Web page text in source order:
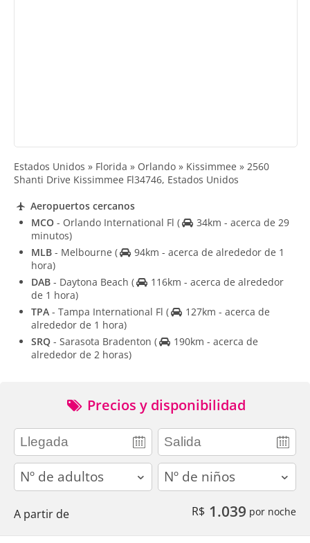
Estados Unidos » Florida » Orlando » Kissimmee » 2560
Shanti Drive Kissimmee Fl34746, Estados Unidos
Aeropuertos cercanos
MCO - Orlando International Fl (
34km - acerca de 29
minutos)
MLB - Melbourne (
94km - acerca de alrededor de 1
hora)
DAB - Daytona Beach (
116km - acerca de alrededor
de 1 hora)
TPA - Tampa International Fl (
127km - acerca de
alrededor de 1 hora)
SRQ - Sarasota Bradenton (
190km - acerca de
alrededor de 2 horas)
Precios y disponibilidad
adults children
A partir de R$ 1.039 por noche